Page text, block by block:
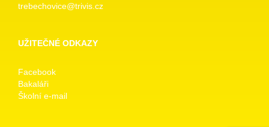
trebechovice@trivis.cz
UŽITEČNÉ ODKAZY
Facebook
Bakaláři
Školní e-mail